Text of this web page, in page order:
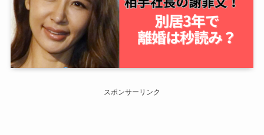
スポンサーリンク